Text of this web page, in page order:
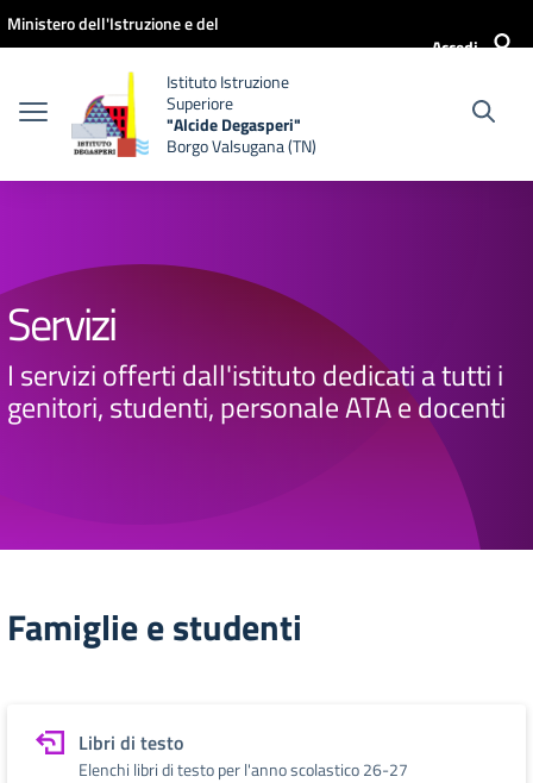
Vai ai contenuti
Vai al menu di navigazione
Vai al footer
Ministero dell'Istruzione e del
Accedi
Istituto Istruzione
Superiore
"Alcide Degasperi"
Borgo Valsugana (TN)
Servizi
I servizi offerti dall'istituto dedicati a tutti i
genitori, studenti, personale ATA e docenti
Famiglie e studenti
Libri di testo
Elenchi libri di testo per l'anno scolastico 26-27